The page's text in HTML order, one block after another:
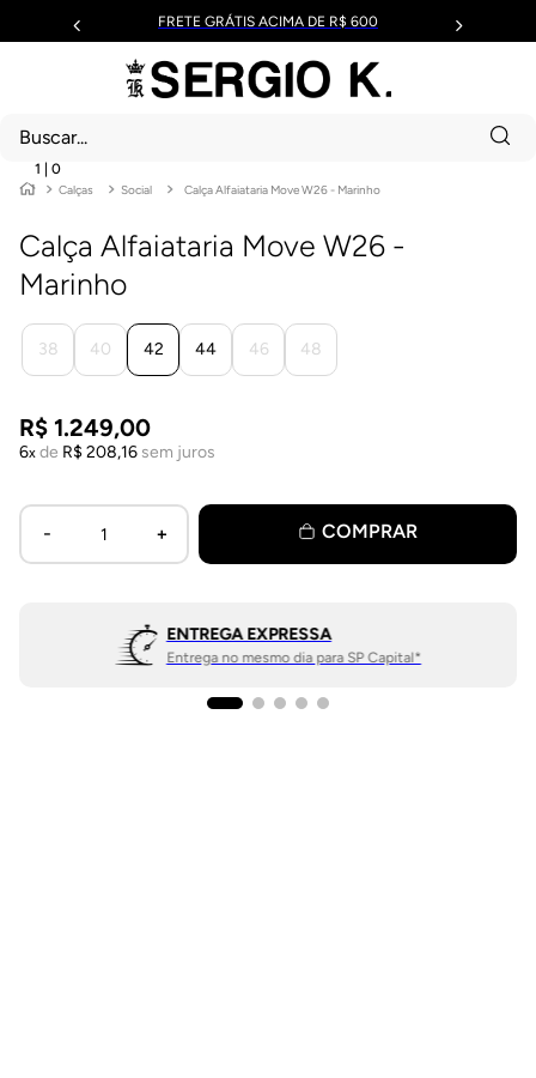
FRETE GRÁTIS ACIMA DE R$ 600
Calças Social Calça Alfaiataria Move W26 - Marinho
1 0
Calça Alfaiataria Move W26 -
Marinho
38 40 42 44 46 48
R$ 1.249,00
6 de R$208,16 sem juros
COMPRAR
ENTREGA EXPRESSA
Entrega no mesmo dia para SP Capital*